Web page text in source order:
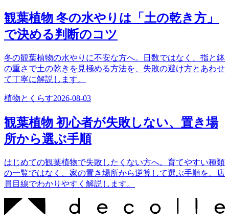
観葉植物 冬の水やりは「土の乾き方」
で決める判断のコツ
冬の観葉植物の水やりに不安な方へ。日数ではなく、指と鉢
の重さで土の乾きを見極める方法を、失敗の避け方とあわせ
て丁寧に解説します。
植物とくらす2026-08-03
観葉植物 初心者が失敗しない、置き場
所から選ぶ手順
はじめての観葉植物で失敗したくない方へ。育てやすい種類
の一覧ではなく、家の置き場所から逆算して選ぶ手順を、店
員目線でわかりやすく解説します。